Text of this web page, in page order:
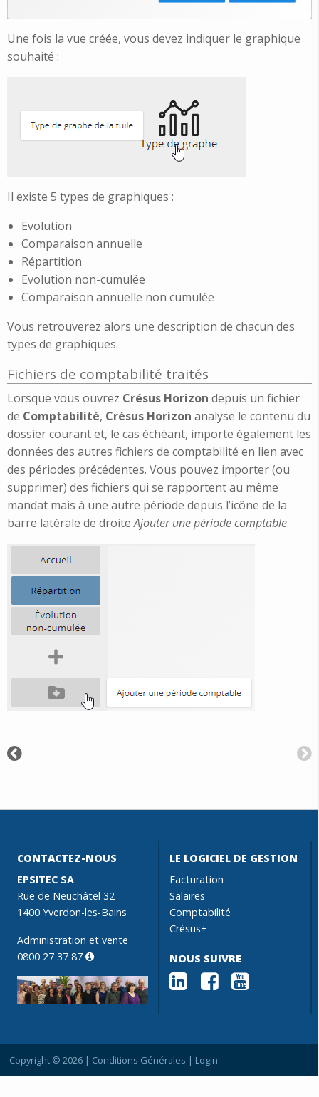
Une fois la vue créée, vous devez indiquer le graphique
souhaité :
Il existe 5 types de graphiques :
Evolution
Comparaison annuelle
Répartition
Evolution non-cumulée
Comparaison annuelle non cumulée
Vous retrouverez alors une description de chacun des
types de graphiques.
Fichiers de comptabilité traités
Lorsque vous ouvrez Crésus Horizon depuis un fichier
de Comptabilité, Crésus Horizon analyse le contenu du
dossier courant et, le cas échéant, importe également les
données des autres fichiers de comptabilité en lien avec
des périodes précédentes. Vous pouvez importer (ou
supprimer) des fichiers qui se rapportent au même
mandat mais à une autre période depuis l’icône de la
barre latérale de droiteAjouter une période comptable.
CONTACTEZ-NOUS
EPSITEC SA
Rue de Neuchâtel 32
1400 Yverdon-les-Bains
Administration et vente
0800 27 37 87
LE LOGICIEL DE GESTION
Facturation
Salaires
Comptabilité
Crésus+
NOUS SUIVRE
Copyright © 2026 | Conditions Générales | Login